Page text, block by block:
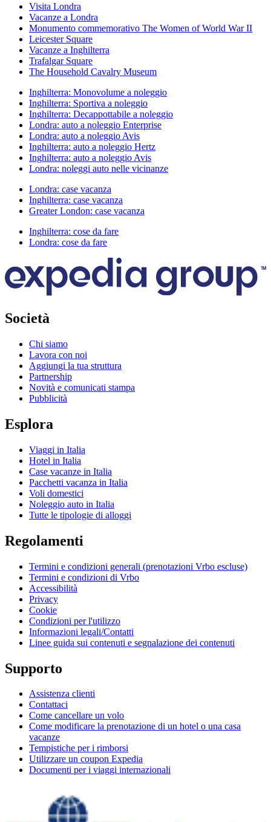
Visita Londra
Vacanze a Londra
Monumento commemorativo The Women of World War II
Leicester Square
Vacanze a Inghilterra
Trafalgar Square
The Household Cavalry Museum
Inghilterra: Monovolume a noleggio
Inghilterra: Sportiva a noleggio
Inghilterra: Decappottabile a noleggio
Londra: auto a noleggio Enterprise
Londra: auto a noleggio Avis
Inghilterra: auto a noleggio Hertz
Inghilterra: auto a noleggio Avis
Londra: noleggi auto nelle vicinanze
Londra: case vacanza
Inghilterra: case vacanza
Greater London: case vacanza
Inghilterra: cose da fare
Londra: cose da fare
Società
Chi siamo
Lavora con noi
Aggiungi la tua struttura
Partnership
Novità e comunicati stampa
Pubblicità
Esplora
Viaggi in Italia
Hotel in Italia
Case vacanze in Italia
Pacchetti vacanza in Italia
Voli domestici
Noleggio auto in Italia
Tutte le tipologie di alloggi
Regolamenti
Termini e condizioni generali (prenotazioni Vrbo escluse)
Termini e condizioni di Vrbo
Accessibilità
Privacy
Cookie
Condizioni per l'utilizzo
Informazioni legali/Contatti
Linee guida sui contenuti e segnalazione dei contenuti
Supporto
Assistenza clienti
Contattaci
Come cancellare un volo
Come modificare la prenotazione di un hotel o una casa
vacanze
Tempistiche per i rimborsi
Utilizzare un coupon Expedia
Documenti per i viaggi internazionali